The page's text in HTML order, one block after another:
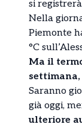
si
Nella
Piemonte
°C
Ma il
Saranno
già oggi,
ulteriore